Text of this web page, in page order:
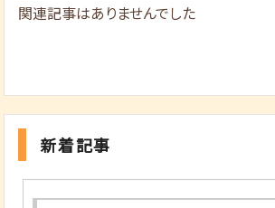
関連記事はありませんでした
新着記事